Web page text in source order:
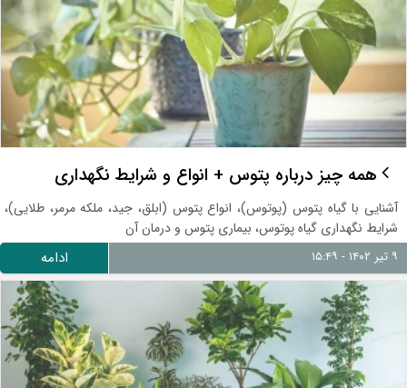
همه چیز درباره پتوس + انواع و شرایط نگهداری
آشنایی با گیاه پتوس (پوتوس)، انواع پتوس (ابلق، جید، ملکه مرمر، طلایی)،
شرایط نگهداری گیاه پوتوس، بیماری پتوس و درمان آن
ادامه